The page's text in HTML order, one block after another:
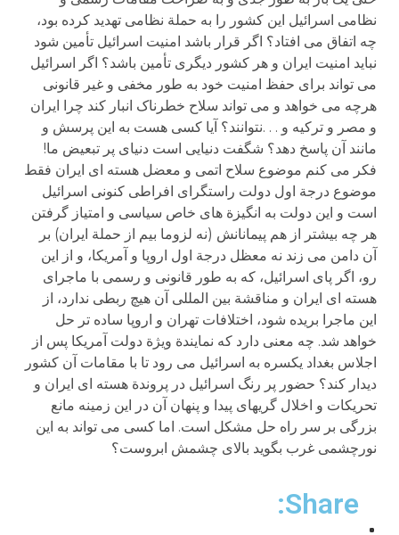
نظامی اسرائیل این کشور را به حملة نظامی تهدید کرده بود،
چه اتفاق می افتاد؟ اگر قرار باشد امنیت اسرائیل تأمین شود
نباید امنیت ایران و هر کشور دیگری تأمین باشد؟ اگر اسرائیل
می تواند برای حفظ امنیت خود به طور مخفی و غیر قانونی
هرچه می خواهد و می تواند سلاح خطرناک انبار کند چرا ایران
و مصر و ترکیه و . . .نتوانند؟ آیا کسی هست به این پرسش و
مانند آن پاسخ دهد؟ شگفت دنیایی است دنیای پر تبعیض ما!
فکر می کنم موضوع سلاح اتمی و معضل هسته ای ایران فقط
موضوع درجة اول دولت راستگرای افراطی کنونی اسرائیل
است و این دولت به انگیزة های خاص سیاسی و امتیاز گرفتن
هر چه بیشتر از هم پیمانانش (نه لزوما بیم از حملة ایران) بر
آن دامن می زند نه معظل درجة اول اروپا و آمریکا، و از این
رو، اگر پای اسرائیل، که به طور قانونی و رسمی با ماجرای
هسته ای ایران و مناقشة بین المللی آن هیچ ربطی ندارد، از
این ماجرا بریده شود، اختلافات تهران و اروپا ساده تر حل
خواهد شد. چه معنی دارد که نمایندة ویژة دولت آمریکا پس از
اجلاس بغداد یکسره به اسرائیل می رود تا با مقامات آن کشور
دیدار کند؟ حضور پر رنگ اسرائیل در پروندة هسته ای ایران و
تحریکات و اخلال گریهای پیدا و پنهان آن در این زمینه مانع
بزرگی بر سر راه حل مشکل است. اما کسی می تواند به این
نورچشمی غرب بگوید بالای چشمش ابروست؟
Share: